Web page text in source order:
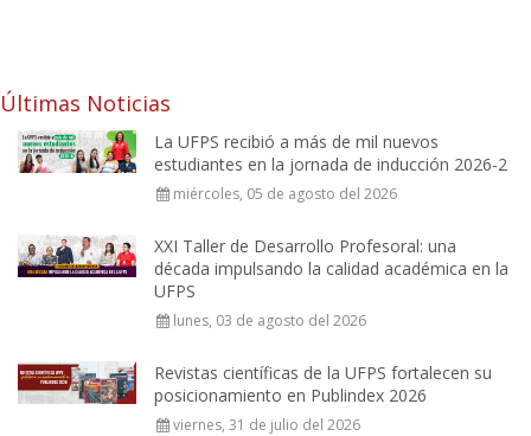
Últimas Noticias
La UFPS recibió a más de mil nuevos
estudiantes en la jornada de inducción 2026-2
miércoles, 05 de agosto del 2026
XXI Taller de Desarrollo Profesoral: una
década impulsando la calidad académica en la
UFPS
lunes, 03 de agosto del 2026
Revistas científicas de la UFPS fortalecen su
posicionamiento en Publindex 2026
viernes, 31 de julio del 2026